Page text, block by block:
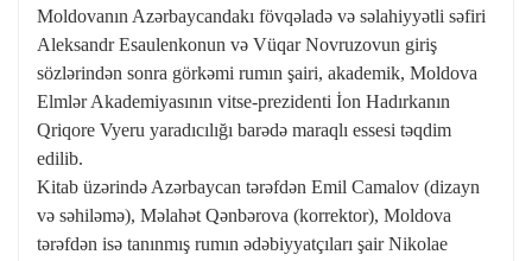
Moldovanın Azərbaycandakı fövqəladə və səlahiyyətli səfiri
Aleksandr Esaulenkonun və Vüqar Novruzovun giriş
sözlərindən sonra görkəmi rumın şairi, akademik, Moldova
Elmlər Akademiyasının vitse-prezidenti İon Hadırkanın
Qriqore Vyeru yaradıcılığı barədə maraqlı essesi təqdim
edilib.
Kitab üzərində Azərbaycan tərəfdən Emil Camalov (dizayn
və səhiləmə), Məlahət Qənbərova (korrektor), Moldova
tərəfdən isə tanınmış rumın ədəbiyyatçıları şair Nikolae